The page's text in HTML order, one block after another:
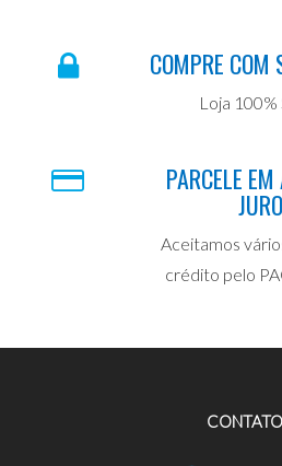
COMPRE COM
Loja 100%
PARCELE
Aceitamos
crédito pelo
CONTATO